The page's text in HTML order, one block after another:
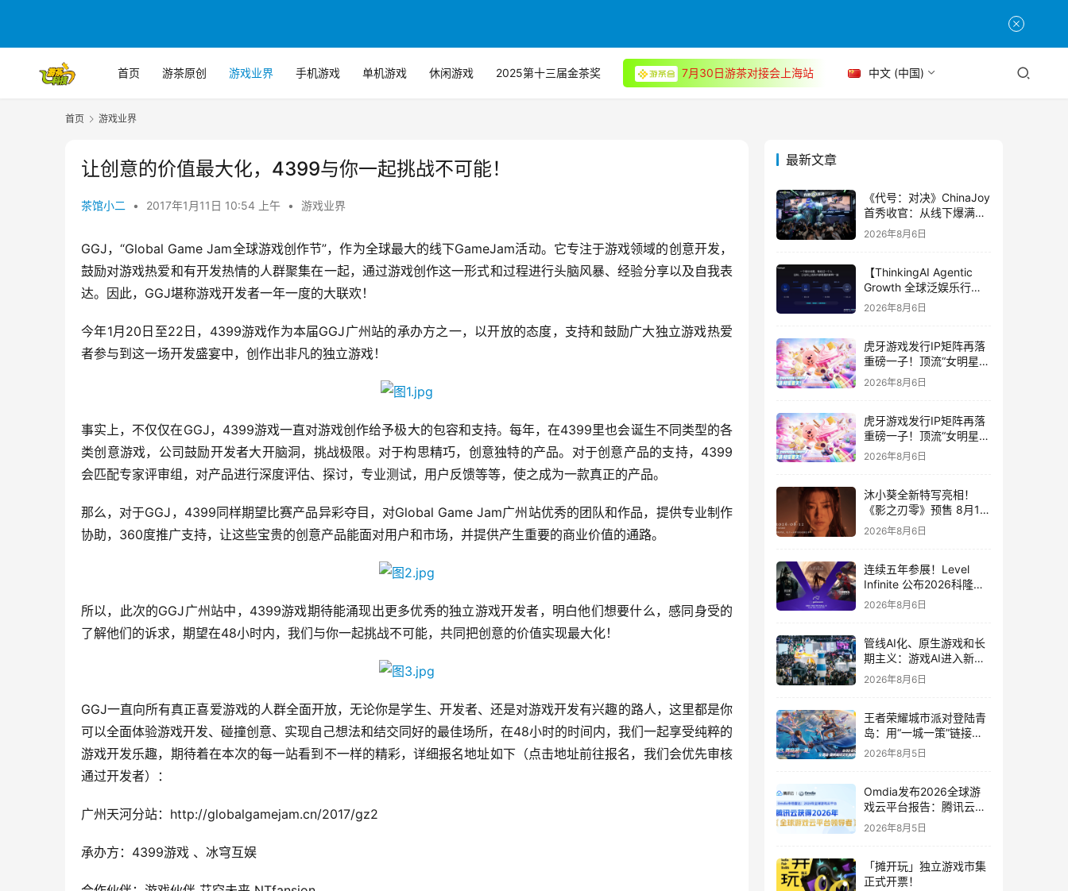
首页 游茶原创 游戏业界 手机游戏 单机游戏 休闲游戏 2025第十三届金茶奖 7月30日游茶对接会上海站 中文 (中国)
首页 游戏业界
让创意的价值最大化，4399与你一起挑战不可能！
茶馆小二 • 2017年1月11日 10:54 上午 • 游戏业界
GGJ，“Global Game Jam全球游戏创作节”，作为全球最大的线下GameJam活动。它专注于游戏领域的创意开发，
鼓励对游戏热爱和有开发热情的人群聚集在一起，通过游戏创作这一形式和过程进行头脑风暴、经验分享以及自我表
达。因此，GGJ堪称游戏开发者一年一度的大联欢！
今年1月20日至22日，4399游戏作为本届GGJ广州站的承办方之一，以开放的态度，支持和鼓励广大独立游戏热爱
者参与到这一场开发盛宴中，创作出非凡的独立游戏！
事实上，不仅仅在GGJ，4399游戏一直对游戏创作给予极大的包容和支持。每年，在4399里也会诞生不同类型的各
类创意游戏，公司鼓励开发者大开脑洞，挑战极限。对于构思精巧，创意独特的产品。对于创意产品的支持，4399
会匹配专家评审组，对产品进行深度评估、探讨，专业测试，用户反馈等等，使之成为一款真正的产品。
那么，对于GGJ，4399同样期望比赛产品异彩夺目，对Global Game Jam广州站优秀的团队和作品，提供专业制作
协助，360度推广支持，让这些宝贵的创意产品能面对用户和市场，并提供产生重要的商业价值的通路。
所以，此次的GGJ广州站中，4399游戏期待能涌现出更多优秀的独立游戏开发者，明白他们想要什么，感同身受的
了解他们的诉求，期望在48小时内，我们与你一起挑战不可能，共同把创意的价值实现最大化！
GGJ一直向所有真正喜爱游戏的人群全面开放，无论你是学生、开发者、还是对游戏开发有兴趣的路人，这里都是你
可以全面体验游戏开发、碰撞创意、实现自己想法和结交同好的最佳场所，在48小时的时间内，我们一起享受纯粹的
游戏开发乐趣，期待着在本次的每一站看到不一样的精彩，详细报名地址如下（点击地址前往报名，我们会优先审核
通过开发者）：
广州天河分站：http://globalgamejam.cn/2017/gz2
承办方：4399游戏 、冰穹互娱
最新文章
《代号：对决》ChinaJoy
首秀收官：从线下爆满看
见玩家的真实期待
2026年8月6日
【ThinkingAI Agentic
Growth 全球泛娱乐行业
峰会】Agent 时代，人到
2026年8月6日
虎牙游戏发行IP矩阵再落
重磅一子！顶流“女明星”
ZANMANG LOOPY 正版
3D消除手游《消消奇遇》
2026年8月6日
虎牙游戏发行IP矩阵再落
重磅一子！顶流“女明星”
ZANMANG LOOPY 正版
2026年8月6日
沐小葵全新特写亮相！
《影之刃零》预售 8月12
日开启
2026年8月6日
连续五年参展！Level
Infinite 公布2026科隆游
戏展产品阵容
2026年8月6日
管线AI化、原生游戏和长
期主义：游戏AI进入新共
识时代
2026年8月6日
王者荣耀城市派对登陆青
岛：用“一城一策”链接海
洋场景，以双向奔赴带动
2026年8月5日
Omdia发布2026全球游
戏云平台报告：腾讯云连
续两年入选“领导者”象限
2026年8月5日
「摊开玩」独立游戏市集
正式开票！